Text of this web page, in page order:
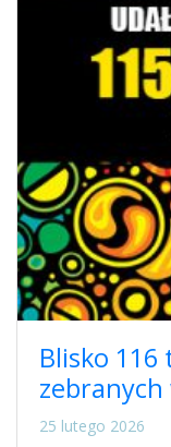
Blisko 116
zebranych
25 lutego 2026